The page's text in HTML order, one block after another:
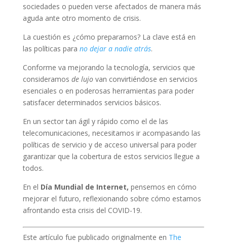
sociedades o pueden verse afectados de manera más
aguda ante otro momento de crisis.
La cuestión es ¿cómo prepararnos? La clave está en
las políticas para no dejar a nadie atrás.
Conforme va mejorando la tecnología, servicios que
consideramos de lujovan convirtiéndose en servicios
esenciales o en poderosas herramientas para poder
satisfacer determinados servicios básicos.
En un sector tan ágil y rápido como el de las
telecomunicaciones, necesitamos ir acompasando las
políticas de servicio y de acceso universal para poder
garantizar que la cobertura de estos servicios llegue a
todos.
En el Día Mundial de Internet, pensemos en cómo
mejorar el futuro, reflexionando sobre cómo estamos
afrontando esta crisis del COVID-19.
Este artículo fue publicado originalmente en The